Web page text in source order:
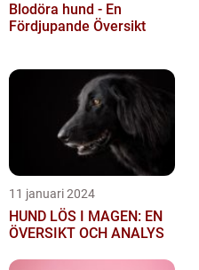
Blodöra hund - En
Fördjupande Översikt
11 januari 2024
HUND LÖS I MAGEN: EN
ÖVERSIKT OCH ANALYS